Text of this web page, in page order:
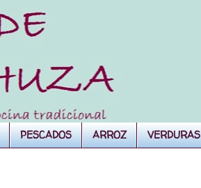
PESCADOS ARROZ VERDURAS